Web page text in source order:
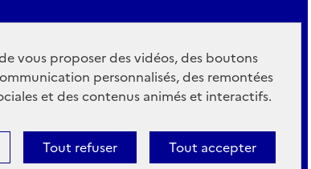
vous proposer des vidéos, des boutons
personnalisés, des remontées
et des contenus animés et interactifs.
Tout accepter
Tout refuser